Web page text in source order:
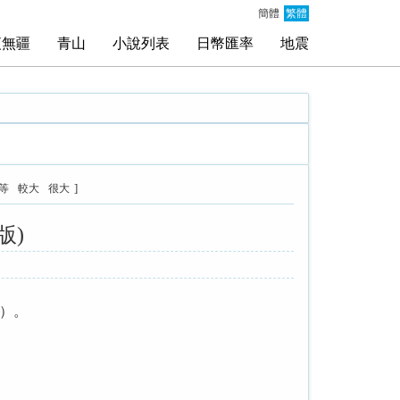
簡體 繁體
疆 青山 小說列表 日幣匯率 地震
較大 很大 ]
)
。